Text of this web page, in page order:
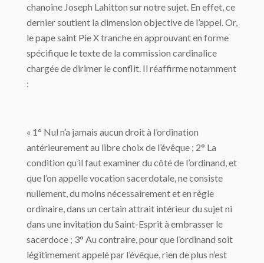
chanoine Joseph Lahitton sur notre sujet. En effet, ce
dernier soutient la dimension objective de l’appel. Or,
le pape saint Pie X tranche en approuvant en forme
spécifique le texte de la commission cardinalice
chargée de dirimer le conflit. Il réaffirme notamment
:
« 1° Nul n’a jamais aucun droit à l’ordination
antérieurement au libre choix de l’évêque ; 2° La
condition qu’il faut examiner du côté de l’ordinand, et
que l’on appelle vocation sacerdotale, ne consiste
nullement, du moins nécessairement et en règle
ordinaire, dans un certain attrait intérieur du sujet ni
dans une invitation du Saint-Esprit à embrasser le
sacerdoce ; 3° Au contraire, pour que l’ordinand soit
légitimement appelé par l’évêque, rien de plus n’est